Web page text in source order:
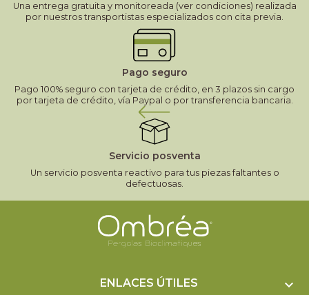
Una entrega gratuita y monitoreada (ver condiciones) realizada
por nuestros transportistas especializados con cita previa.
Pago seguro
Pago 100% seguro con tarjeta de crédito, en 3 plazos sin cargo
por tarjeta de crédito, vía Paypal o por transferencia bancaria.
Servicio posventa
Un servicio posventa reactivo para tus piezas faltantes o
defectuosas.
ENLACES ÚTILES 